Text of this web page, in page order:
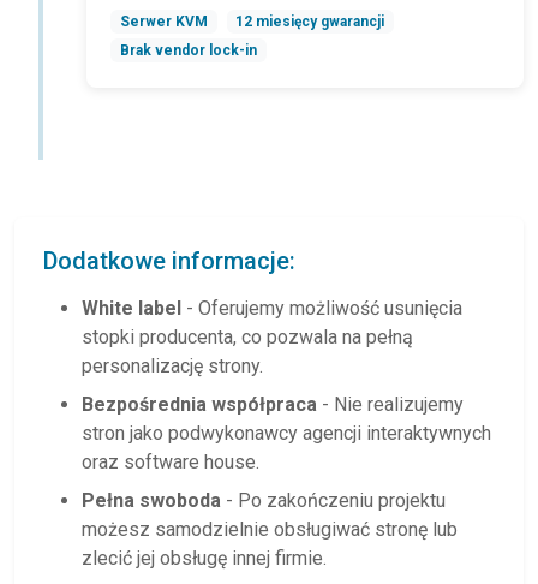
Serwer KVM
12 miesięcy gwarancji
Brak vendor lock-in
Dodatkowe informacje:
White label - Oferujemy możliwość usunięcia
stopki producenta, co pozwala na pełną
personalizację strony.
Bezpośrednia współpraca - Nie realizujemy
stron jako podwykonawcy agencji interaktywnych
oraz software house.
Pełna swoboda - Po zakończeniu projektu
możesz samodzielnie obsługiwać stronę lub
zlecić jej obsługę innej firmie.